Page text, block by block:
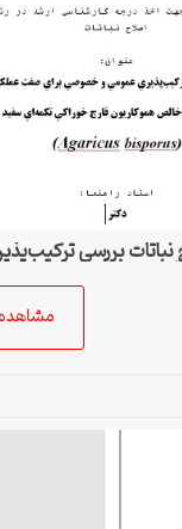
نباتات بررسي
خوراكي تكمه‌اي